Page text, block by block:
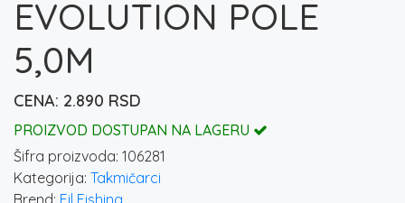
EVOLUTION POLE
5,0M
2.890 RSD
PROIZVOD DOSTUPAN NA LAGERU
Šifra proizvoda: 106281
Kategorija: Takmičarci